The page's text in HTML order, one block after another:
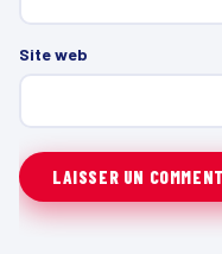
Site web